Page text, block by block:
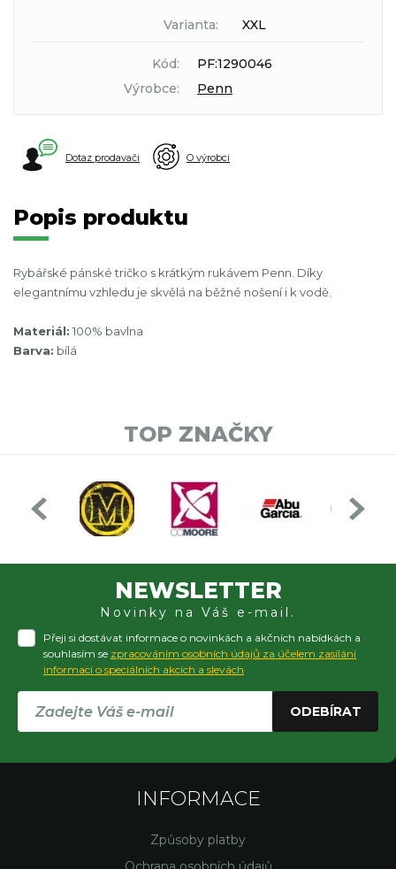
Varianta: XXL
Kód:
PF:1290046
Výrobce:
Penn
Dotaz prodavači O výrobci
Popis produktu
Rybářské pánské tričko s krátkým rukávem Penn. Díky
elegantnímu vzhledu je skvělá na běžné nošení i k vodě.
Materiál: 100% bavlna
Barva: bílá
TOP ZNAČKY
NEWSLETTER
Novinky na Váš e-mail.
Přeji si dostávat informace o novinkách a akčních nabídkách a
souhlasím se zpracováním osobních údajů za účelem zasílání
informací o speciálních akcích a slevách
ODEBÍRAT
INFORMACE
Způsoby platby